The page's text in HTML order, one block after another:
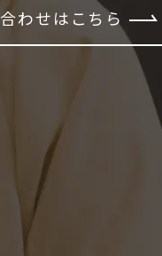
わせはこちら